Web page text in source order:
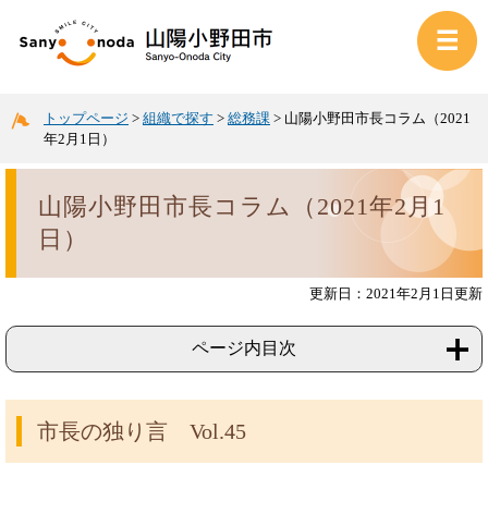
トップページ > 組織で探す > 総務課 > 山陽小野田市長コラム（2021
年2月1日）
山陽小野田市長コラム（2021年2月1
日）
更新日：2021年2月1日更新
ページ内目次
市長の独り言 Vol.45